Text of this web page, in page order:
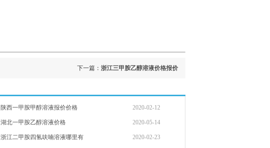
下一篇： 浙江三甲胺乙醇溶液价格报价
2020-02-12
陕西一甲胺甲醇溶液报价价格
2020-05-14
湖北一甲胺乙醇溶液价格
2020-02-23
浙江二甲胺四氢呋喃溶液哪里有